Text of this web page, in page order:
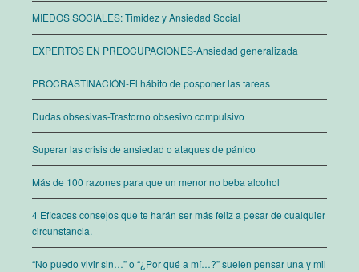
MIEDOS SOCIALES: Timidez y Ansiedad Social
EXPERTOS EN PREOCUPACIONES-Ansiedad generalizada
PROCRASTINACIÓN-El hábito de posponer las tareas
Dudas obsesivas-Trastorno obsesivo compulsivo
Superar las crisis de ansiedad o ataques de pánico
Más de 100 razones para que un menor no beba alcohol
4 Eficaces consejos que te harán ser más feliz a pesar de cualquier
circunstancia.
“No puedo vivir sin…” o “¿Por qué a mí…?” suelen pensar una y mil